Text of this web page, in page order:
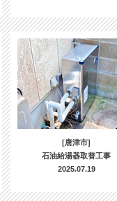
[唐津市]
石油給湯器取替工事
2025.07.19